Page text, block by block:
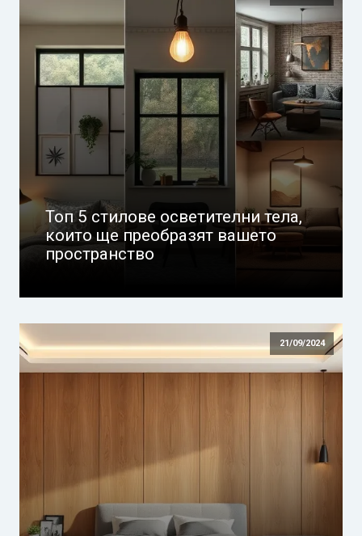
Топ 5 стилове осветителни тела,
които ще преобразят вашето
пространство
21/09/2024